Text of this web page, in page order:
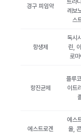
경구 피임약
트라
레보
스
항생제
독시
린,
로마
항진균제
플루
이트
에스트로겐
에스
올,